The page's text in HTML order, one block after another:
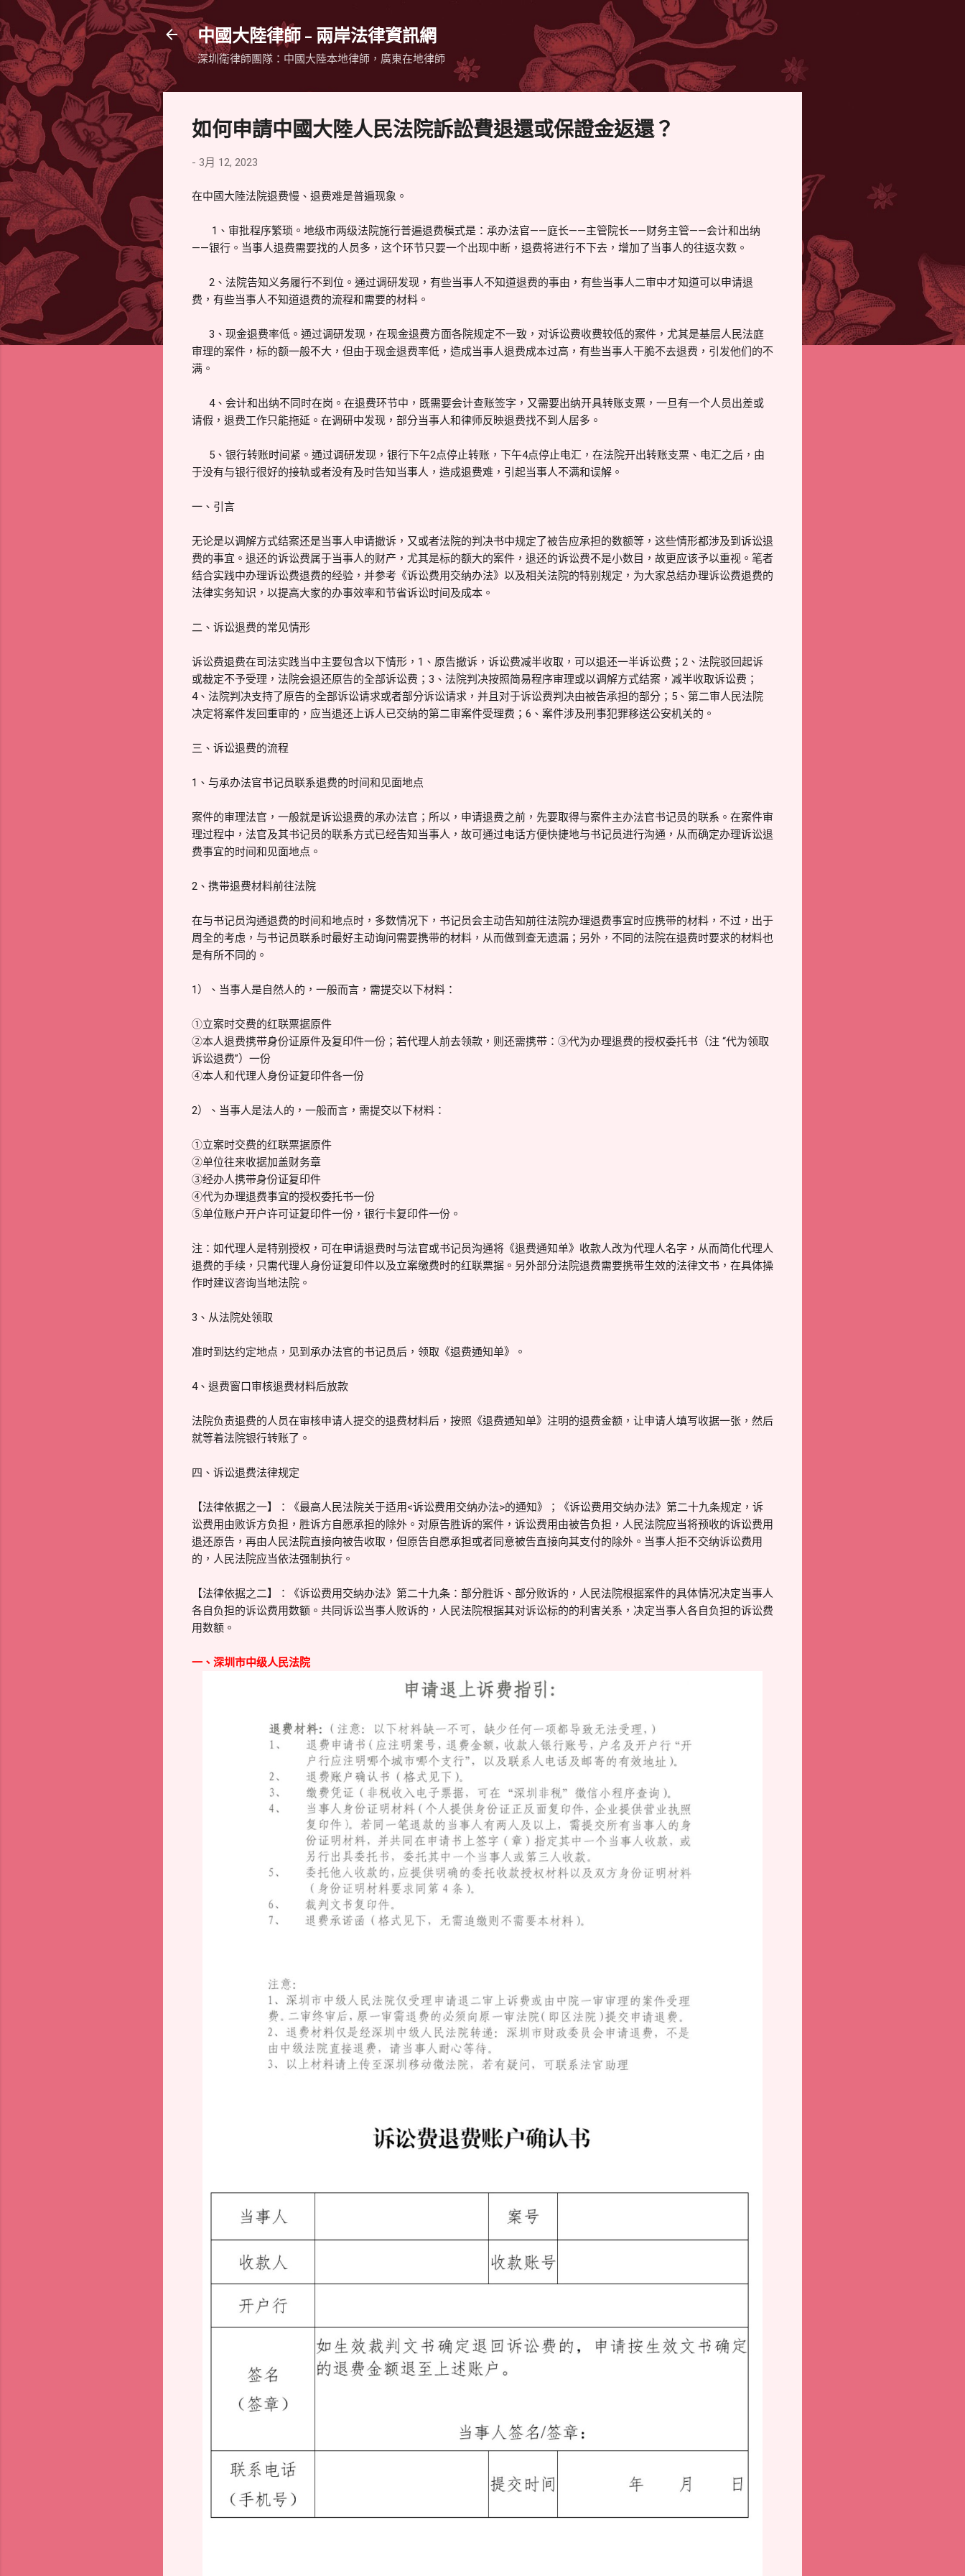
中國大陸律師 - 兩岸法律資訊網
深圳衛律師團隊：中國大陸本地律師，廣東在地律師
如何申請中國大陸人民法院訴訟費退還或保證金返還？
- 3月 12, 2023
在中國大陸法院退费慢、退费难是普遍现象。
1、审批程序繁琐。地级市两级法院施行普遍退费模式是：承办法官——庭长——主管院长——财务主管——会计和出纳
——银行。当事人退费需要找的人员多，这个环节只要一个出现中断，退费将进行不下去，增加了当事人的往返次数。
2、法院告知义务履行不到位。通过调研发现，有些当事人不知道退费的事由，有些当事人二审中才知道可以申请退
费，有些当事人不知道退费的流程和需要的材料。
3、现金退费率低。通过调研发现，在现金退费方面各院规定不一致，对诉讼费收费较低的案件，尤其是基层人民法庭
审理的案件，标的额一般不大，但由于现金退费率低，造成当事人退费成本过高，有些当事人干脆不去退费，引发他们的不
满。
4、会计和出纳不同时在岗。在退费环节中，既需要会计查账签字，又需要出纳开具转账支票，一旦有一个人员出差或
请假，退费工作只能拖延。在调研中发现，部分当事人和律师反映退费找不到人居多。
5、银行转账时间紧。通过调研发现，银行下午2点停止转账，下午4点停止电汇，在法院开出转账支票、电汇之后，由
于没有与银行很好的接轨或者没有及时告知当事人，造成退费难，引起当事人不满和误解。
一、引言
无论是以调解方式结案还是当事人申请撤诉，又或者法院的判决书中规定了被告应承担的数额等，这些情形都涉及到诉讼退
费的事宜。退还的诉讼费属于当事人的财产，尤其是标的额大的案件，退还的诉讼费不是小数目，故更应该予以重视。笔者
结合实践中办理诉讼费退费的经验，并参考《诉讼费用交纳办法》以及相关法院的特别规定，为大家总结办理诉讼费退费的
法律实务知识，以提高大家的办事效率和节省诉讼时间及成本。
二、诉讼退费的常见情形
诉讼费退费在司法实践当中主要包含以下情形，1、原告撤诉，诉讼费减半收取，可以退还一半诉讼费；2、法院驳回起诉
或裁定不予受理，法院会退还原告的全部诉讼费；3、法院判决按照简易程序审理或以调解方式结案，减半收取诉讼费；
4、法院判决支持了原告的全部诉讼请求或者部分诉讼请求，并且对于诉讼费判决由被告承担的部分；5、第二审人民法院
决定将案件发回重审的，应当退还上诉人已交纳的第二审案件受理费；6、案件涉及刑事犯罪移送公安机关的。
三、诉讼退费的流程
1、与承办法官书记员联系退费的时间和见面地点
案件的审理法官，一般就是诉讼退费的承办法官；所以，申请退费之前，先要取得与案件主办法官书记员的联系。在案件审
理过程中，法官及其书记员的联系方式已经告知当事人，故可通过电话方便快捷地与书记员进行沟通，从而确定办理诉讼退
费事宜的时间和见面地点。
2、携带退费材料前往法院
在与书记员沟通退费的时间和地点时，多数情况下，书记员会主动告知前往法院办理退费事宜时应携带的材料，不过，出于
周全的考虑，与书记员联系时最好主动询问需要携带的材料，从而做到查无遗漏；另外，不同的法院在退费时要求的材料也
是有所不同的。
1）、当事人是自然人的，一般而言，需提交以下材料：
①立案时交费的红联票据原件
②本人退费携带身份证原件及复印件一份；若代理人前去领款，则还需携带：③代为办理退费的授权委托书（注 “代为领取
诉讼退费”）一份
④本人和代理人身份证复印件各一份
2）、当事人是法人的，一般而言，需提交以下材料：
①立案时交费的红联票据原件
②单位往来收据加盖财务章
③经办人携带身份证复印件
④代为办理退费事宜的授权委托书一份
⑤单位账户开户许可证复印件一份，银行卡复印件一份。
注：如代理人是特别授权，可在申请退费时与法官或书记员沟通将《退费通知单》收款人改为代理人名字，从而简化代理人
退费的手续，只需代理人身份证复印件以及立案缴费时的红联票据。另外部分法院退费需要携带生效的法律文书，在具体操
作时建议咨询当地法院。
3、从法院处领取
准时到达约定地点，见到承办法官的书记员后，领取《退费通知单》。
4、退费窗口审核退费材料后放款
法院负责退费的人员在审核申请人提交的退费材料后，按照《退费通知单》注明的退费金额，让申请人填写收据一张，然后
就等着法院银行转账了。
四、诉讼退费法律规定
【法律依据之一】：《最高人民法院关于适用<诉讼费用交纳办法>的通知》；《诉讼费用交纳办法》第二十九条规定，诉
讼费用由败诉方负担，胜诉方自愿承担的除外。对原告胜诉的案件，诉讼费用由被告负担，人民法院应当将预收的诉讼费用
退还原告，再由人民法院直接向被告收取，但原告自愿承担或者同意被告直接向其支付的除外。当事人拒不交纳诉讼费用
的，人民法院应当依法强制执行。
【法律依据之二】：《诉讼费用交纳办法》第二十九条：部分胜诉、部分败诉的，人民法院根据案件的具体情况决定当事人
各自负担的诉讼费用数额。共同诉讼当事人败诉的，人民法院根据其对诉讼标的的利害关系，决定当事人各自负担的诉讼费
用数额。
一、深圳市中级人民法院